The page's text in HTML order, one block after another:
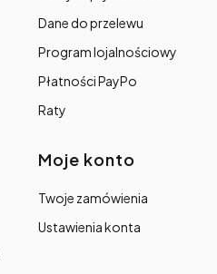
Dane do przelewu
Program lojalnościowy
Płatności PayPo
Raty
Moje konto
Twoje zamówienia
Ustawienia konta